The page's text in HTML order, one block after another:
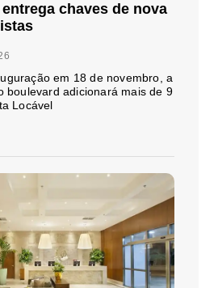
chaves de nova
em 18 de novembro, a
boulevard adicionará mais de 9
Locável